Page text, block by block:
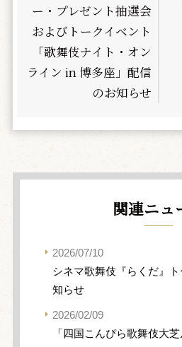
ー・プレゼント抽選会
およびトークイベント
「歌舞伎ナイト・オン
ライン in 博多座」配信
のお知らせ
関連ニュ
2026/07/10
シネマ歌舞伎『らくだ』
知らせ
2026/02/09
「四国こんぴら歌舞伎大